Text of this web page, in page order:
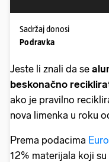
Sadržaj donosi
Podravka
Jeste li znali da se
beskonačno
ako je pravilno
nova limenka u roku
Prema podacima
12% materijala koji